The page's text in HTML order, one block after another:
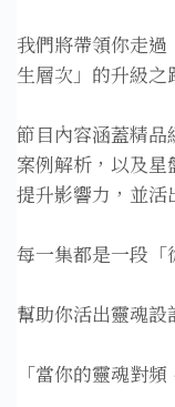
我們將帶領你走
生層次」的升級之
節目內容涵蓋精
案例解析，以及星
提升影響力，並活
每一集都是一段
幫助你活出靈魂
「當你的靈魂對